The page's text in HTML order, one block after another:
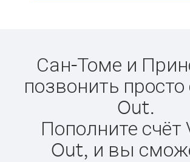
Сан-Томе и
позвонить
Out.
Пополните счёт
Out, и вы